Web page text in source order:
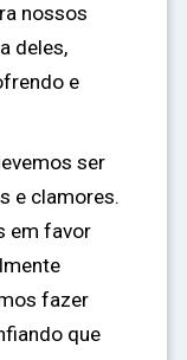
nossos
deles,
e
ser
e clamores.
em favor
fazer
que